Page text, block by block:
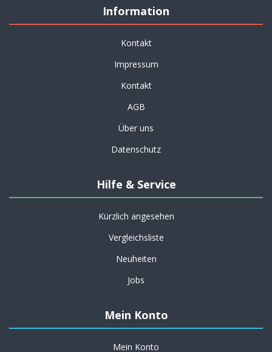
Information
Kontakt
Impressum
Kontakt
AGB
Über uns
Datenschutz
Hilfe & Service
Kürzlich angesehen
Vergleichsliste
Neuheiten
Jobs
Mein Konto
Mein Konto